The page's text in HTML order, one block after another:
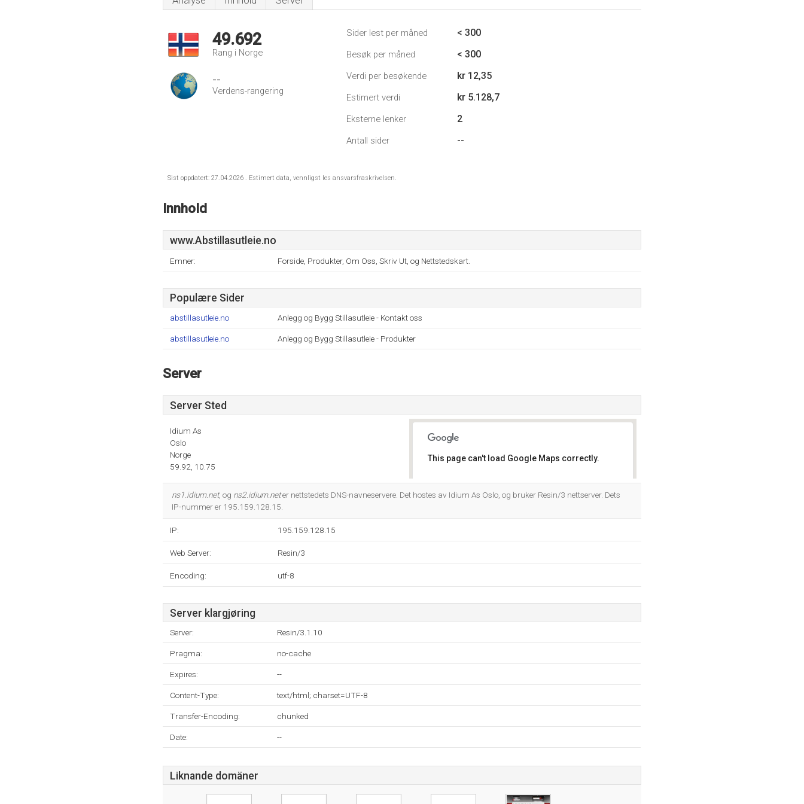
49.692
Rang i Norge
--
Verdens-rangering
Sider lest per måned < 300
Besøk per måned < 300
Verdi per besøkende kr 12,35
Estimert verdi kr 5.128,7
Eksterne lenker 2
Antall sider --
Sist oppdatert: 27.04.2026 . Estimert data, vennligst les ansvarsfraskrivelsen.
Innhold
www.Abstillasutleie.no
Emner: Forside, Produkter, Om Oss, Skriv Ut, og Nettstedskart.
Populære Sider
abstillasutleie.no Anlegg og Bygg Stillasutleie - Kontakt oss
abstillasutleie.no Anlegg og Bygg Stillasutleie - Produkter
Server
Server Sted
Idium As
Oslo
Norge
59.92, 10.75
This page can't load Google Maps correctly.
ns1.idium.net, og ns2.idium.neter nettstedets DNS-navneservere. Det hostes av Idium As Oslo, og bruker Resin/3 nettserver. Dets
IP-nummer er 195.159.128.15.
IP: 195.159.128.15
Web Server: Resin/3
Encoding: utf-8
Server klargjøring
Server: Resin/3.1.10
Pragma: no-cache
Expires: --
Content-Type: text/html; charset=UTF-8
Transfer-Encoding: chunked
Date: --
Liknande domäner